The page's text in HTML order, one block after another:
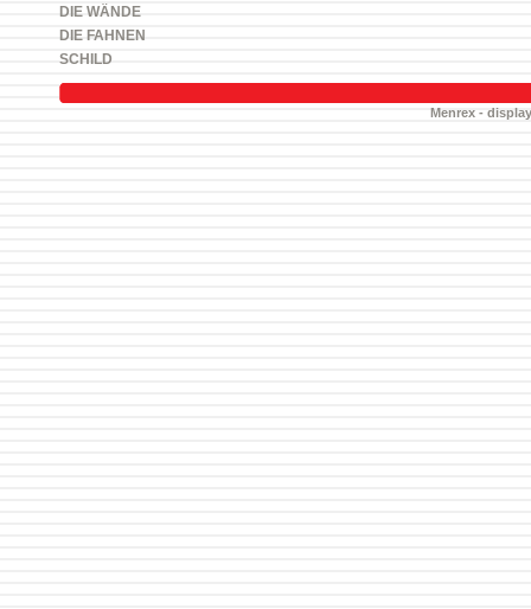
DIE WÄNDE
DIE FAHNEN
SCHILD
Menrex -